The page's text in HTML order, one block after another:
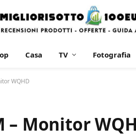
Casa TV Fotografia
WQHD
– Monitor